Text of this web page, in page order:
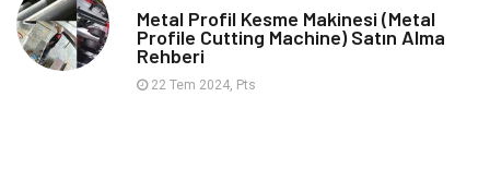
Mobilya Finans Ekonomi
Metal Profil Kesme Makinesi (Metal
Profile Cutting Machine) Satın Alma
Rehberi
22 Tem 2024, Pts